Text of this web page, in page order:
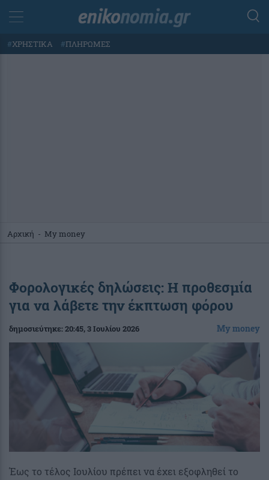
#ΧΡΗΣΤΙΚΑ #ΠΛΗΡΩΜΕΣ
Αρχική - My money
Φορολογικές δηλώσεις: Η προθεσμία
για να λάβετε την έκπτωση φόρου
δημοσιεύτηκε:20:45, 3 Ιουλίου 2026 My money
Έως το τέλος Ιουλίου πρέπει να έχει εξοφληθεί το